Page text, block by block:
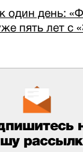
один день:
пять лет с